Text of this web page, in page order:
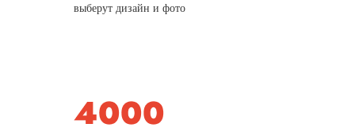
выберут дизайн и фото